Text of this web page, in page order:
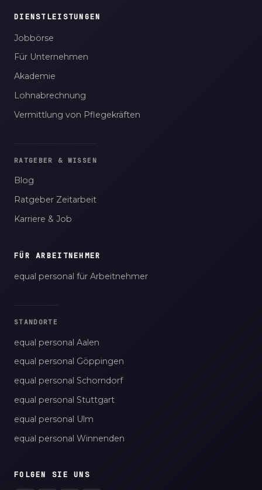
DIENSTLEISTUNGEN
Jobbörse
Für Unternehmen
Akademie
Lohnabrechnung
Vermittlung von Pflegekräften
RATGEBER & WISSEN
Blog
Ratgeber Zeitarbeit
Karriere & Job
FÜR ARBEITNEHMER
equal personal für Arbeitnehmer
STANDORTE
equal personal Aalen
equal personal Göppingen
equal personal Schorndorf
equal personal Stuttgart
equal personal Ulm
equal personal Winnenden
FOLGEN SIE UNS